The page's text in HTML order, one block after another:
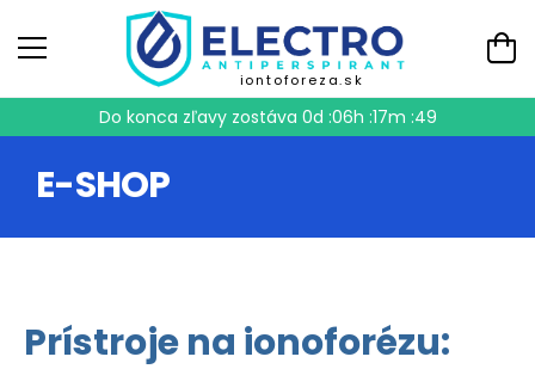
iontoforeza.sk
Do konca zľavy zostáva 0d :06h :17m :48
E-SHOP
Prístroje na ionoforézu: